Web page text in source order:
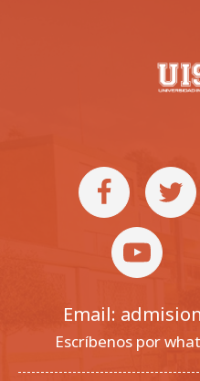
Email:
Escríbenos por